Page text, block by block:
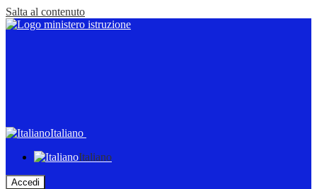
Salta al contenuto
Italiano
Italiano
Accedi